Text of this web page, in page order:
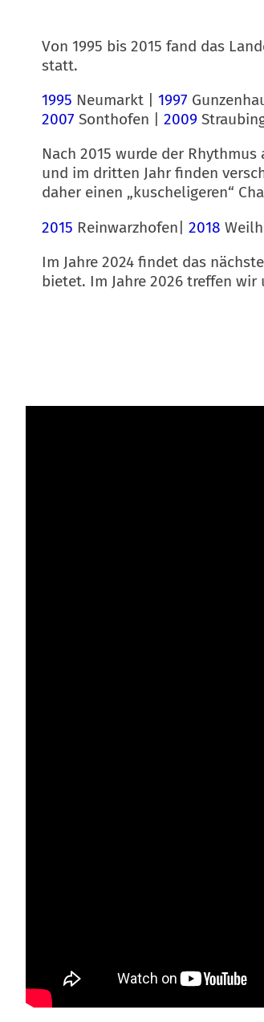
Von 1995 bis 2015 fand das
statt.
1995 Neumarkt | 1997
2007 Sonthofen | 2009
Nach 2015 wurde der
und im dritten Jahr finden
daher einen „kuscheligeren“
2015 Reinwarzhofen| 2018
Im Jahre 2024 findet das nächste
bietet. Im Jahre 2026 treffen